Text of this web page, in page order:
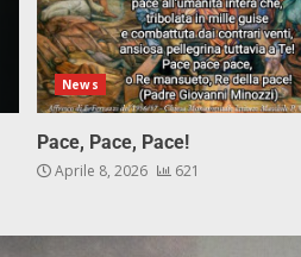
News
Pace, Pace, Pace!
Aprile 8, 2026 621